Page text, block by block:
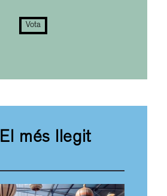
Vota
El més llegit